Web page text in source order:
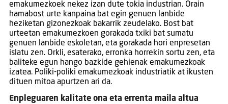
emakumezkoek nekez izan dute tokia industrian. Orain
hamabost urte kanpaina bat egin genuen lanbide
heziketan gizonezkoak bakarrik zeudelako. Bost bat
urteetan emakumezkoen gorakada txiki bat sumatu
genuen lanbide eskoletan, eta gorakada hori enpresetan
islatu zen. Orkli, esaterako, erronka horrekin sortu zen, eta
baliteke egun hango bazkide gehienak emakumezkoak
izatea. Poliki-poliki emakumezkoak industriatik at ikusten
dituen mitoa apurtzen ari da.
Enpleguaren kalitate ona eta errenta maila altua